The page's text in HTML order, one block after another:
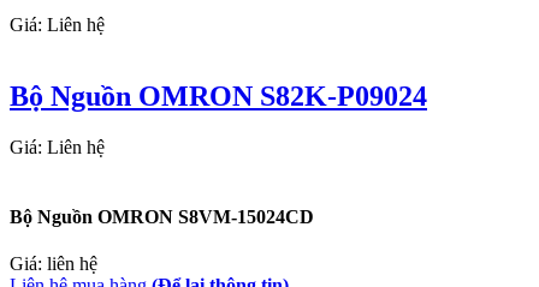
Giá: Liên hệ
Bộ Nguồn OMRON S82K-P09024
Giá: Liên hệ
Bộ Nguồn OMRON S8VM-15024CD
Giá: liên hệ